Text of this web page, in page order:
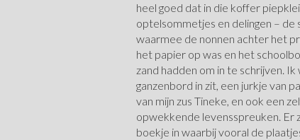
heel goed dat in die koffer
optelsommetjes en delingen – de
waarmee de nonnen achter het
het papier op was en het
zand hadden om in te schrijven.
ganzenbord in zit, een jurkje van
van mijn zus Tineke, en ook een
opwekkende levensspreuken.
boekje in waarbij vooral de